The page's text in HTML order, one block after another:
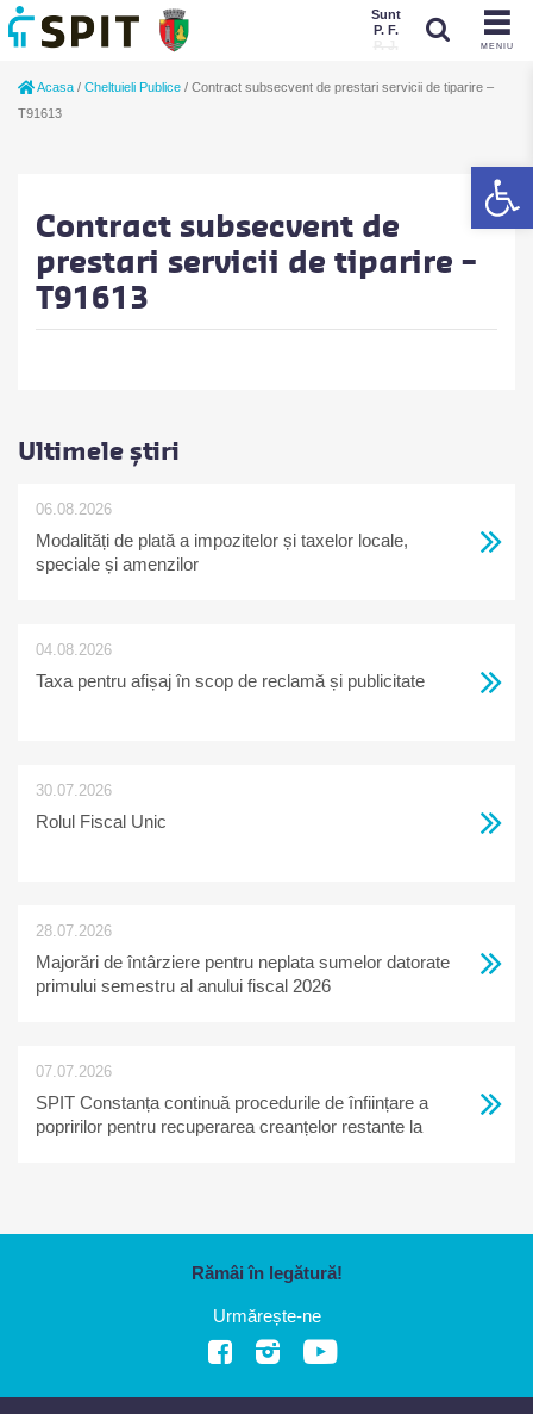
MENIU
Sunt
P. F.
P. J.
Acasa / Cheltuieli Publice / Contract subsecvent de prestari servicii de tiparire –
T91613
Contract subsecvent de
prestari servicii de tiparire –
T91613
Ultimele știri
06.08.2026
Modalități de plată a impozitelor și taxelor locale,
speciale și amenzilor
04.08.2026
Taxa pentru afișaj în scop de reclamă și publicitate
30.07.2026
Rolul Fiscal Unic
28.07.2026
Majorări de întârziere pentru neplata sumelor datorate
primului semestru al anului fiscal 2026
07.07.2026
SPIT Constanța continuă procedurile de înființare a
popririlor pentru recuperarea creanțelor restante la
Rămâi în legătură!
Urmărește-ne